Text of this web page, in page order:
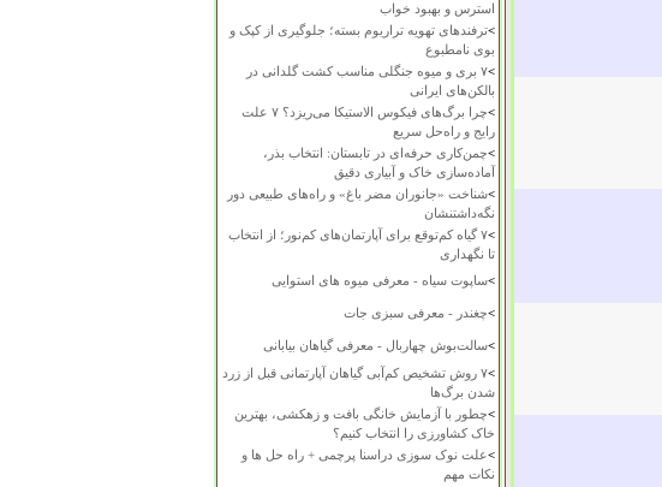
استرس و بهبود خواب
>ترفندهای تهویه تراریوم بسته؛ جلوگیری از کپک و
بوی نامطبوع
>
۷ بری و میوه جنگلی مناسب کشت گلدانی در
بالکن‌های ایرانی
>
چرا برگ‌های فیکوس الاستیکا می‌ریزد؟ ۷ علت
رایج و راه‌حل سریع
>چمن‌کاری حرفه‌ای در تابستان: انتخاب بذر،
آماده‌سازی خاک و آبیاری دقیق
>شناخت «جانوران مضر باغ» و راه‌های طبیعی دور
نگه‌داشتنشان
>
۷ گیاه کم‌توقع برای آپارتمان‌های کم‌نور؛ از انتخاب
تا نگهداری
>ساپوت سیاه - معرفی میوه های استوایی
>چغندر - معرفی سبزی جات
>سالت‌بوش چهاربال - معرفی گیاهان بیابانی
>
۷ روش تشخیص کم‌آبی گیاهان آپارتمانی قبل از زرد
شدن برگ‌ها
>چطور با آزمایش خانگی بافت و زهکشی، بهترین
خاک کشاورزی را انتخاب کنیم؟
>علت نوک سوزی دراسنا پرچمی + راه حل ها و
نکات مهم